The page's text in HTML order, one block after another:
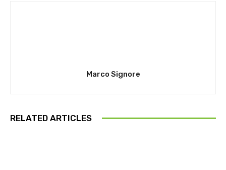
Marco Signore
RELATED ARTICLES